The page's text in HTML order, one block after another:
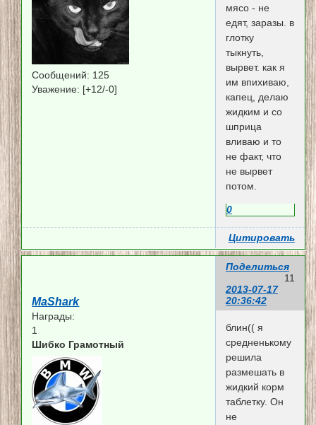
Сообщений: 125
Уважение: [+12/-0]
мясо - не
едят, заразы. в
глотку
тыкнуть,
вырвет. как я
им впихиваю,
капец, делаю
жидким и со
шприца
вливаю и то
не факт, что
не вырвет
потом.
0
Цитировать
Поделиться
11
2013-07-17
20:36:42
MaShark
Награды:
1
Шибко Грамотный
блин(( я
средненькому
решила
размешать в
жидкий корм
таблетку. Он
не